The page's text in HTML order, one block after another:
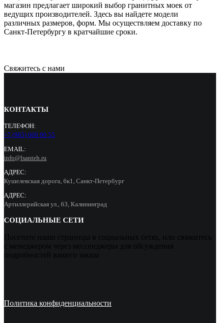
магазин предлагает широкий выбор гранитных моек от
ведущих производителей. Здесь вы найдете модели
различных размеров, форм. Мы осуществляем доставку по
Санкт-Петербургу в кратчайшие сроки.
Свяжитесь с нами
КОНТАКТЫ
ТЕЛЕФОН:
+7 (965) 000 90 55
EMAIL:
info@lsanteh.ru
АДРЕС:
Кушелевская дорога, 6к1, Санкт-Петербург
АДРЕС:
Артиллерийская ул., 63, Калининград
СОЦИАЛЬНЫЕ СЕТИ
Посетите наши страницы в социальных сетях, или свяжитесь
с менеджером через мессенджеры для обсуждения
подробностей вашего заказа
Политика конфиденциальности